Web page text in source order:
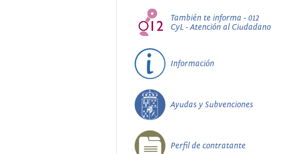
También te informa - 012
CyL - Atención al Ciudadano
Información
Ayudas y Subvenciones
Perfil de contratante